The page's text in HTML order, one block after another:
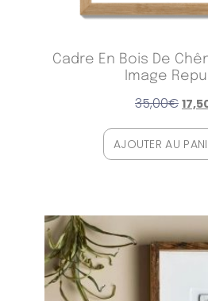
Cadre En Bois De
Image
35,00€
AJOUTER AU